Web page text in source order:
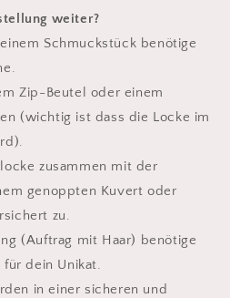
weiter?
Schmuckstück benötige
Zip-Beutel oder einem
(wichtig ist dass die Locke im
zusammen mit der
genoppten Kuvert oder
zu.
(Auftrag mit Haar) benötige
dein Unikat.
in einer sicheren und